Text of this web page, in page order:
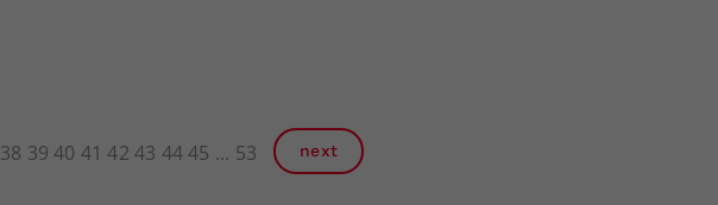
38 39 40 41 42 43 4445 53 next